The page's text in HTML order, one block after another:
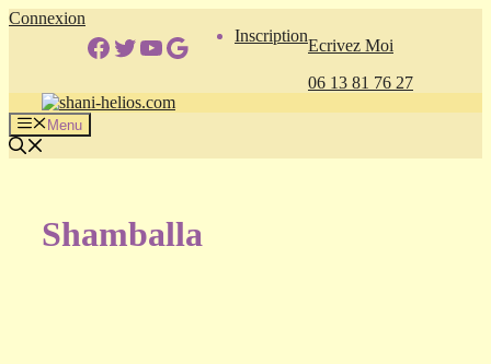
Aller
Connexion
Facebook
Twitter
YouTube
GoogleInscription
Ecrivez Moi
06 13 81 76 27
Menu
Shamballa